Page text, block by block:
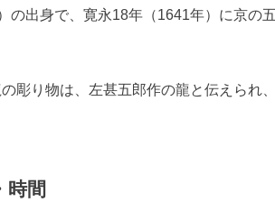
の出身で、寛永18年（1641年）に京の
彫り物は、左甚五郎作の龍と伝えられ
時間